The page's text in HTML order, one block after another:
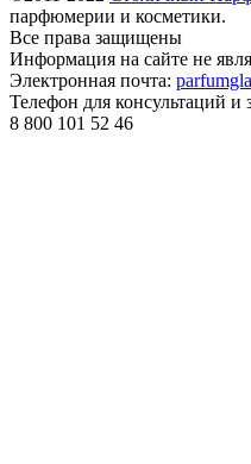
парфюмерии и косметики.
Все права защищены
Информация на сайте не
Электронная почта:
Телефон для консультаций и
8 800 101 52 46